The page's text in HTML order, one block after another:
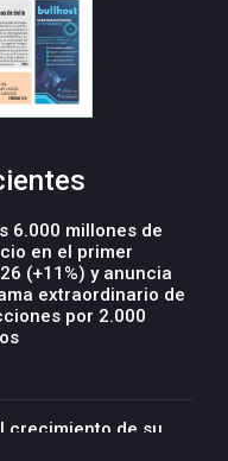
6.000 millones de
en el primer
(+11%) y anuncia
extraordinario de
por 2.000
crecimiento de su